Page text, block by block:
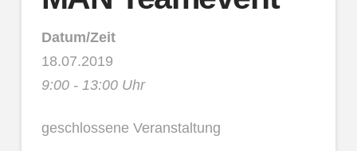
Datum/Zeit
18.07.2019
9:00 - 13:00 Uhr
geschlossene Veranstaltung